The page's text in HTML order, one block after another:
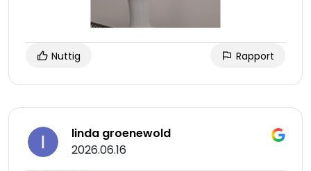
Nuttig Rapport
linda groenewold
2026.06.16